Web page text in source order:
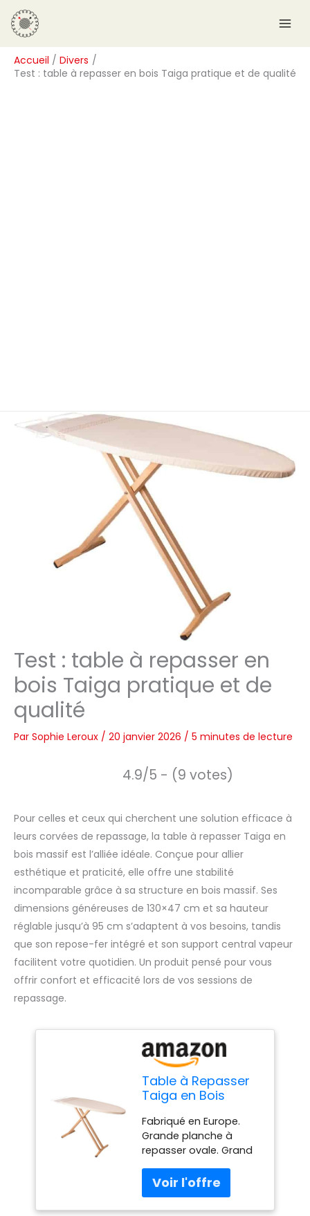
Aller
au
contenu
Accueil
Divers
Test : table à repasser en bois Taiga pratique et de qualité
Test : table à repasser en
bois Taiga pratique et de
qualité
Par Sophie Leroux / 20 janvier 2026 / 5 minutes de lecture
4.9/5 - (9 votes)
Pour celles et ceux qui cherchent une solution efficace à
leurs corvées de repassage, la table à repasser Taiga en
bois massif est l’alliée idéale. Conçue pour allier
esthétique et praticité, elle offre une stabilité
incomparable grâce à sa structure en bois massif. Ses
dimensions généreuses de 130×47 cm et sa hauteur
réglable jusqu’à 95 cm s’adaptent à vos besoins, tandis
que son repose-fer intégré et son support central vapeur
facilitent votre quotidien. Un produit pensé pour vous
offrir confort et efficacité lors de vos sessions de
repassage.
Table à Repasser
Taiga en Bois
Hauteur réglable
jusqu'à 95 cm
avec Repose-Fer
et Support
Centrale Vapeur
Fabriqué en Europe.
Grande planche à
repasser ovale. Grand
Dimension du grand
plateau ergonomique :
130x47 cm. Poids 7.9Kg.
R
e
c
h